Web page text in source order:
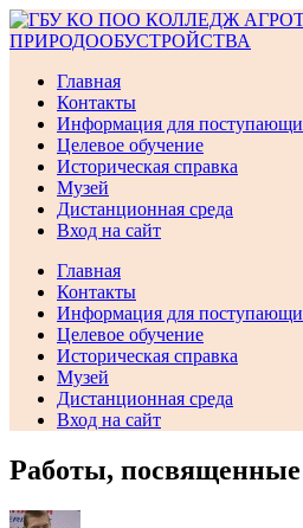
Перейти
к
Главная
Контакты
Информация для
Целевое обучение
Историческая справка
Музей
Дистанционная среда
Вход на сайт
Главная
Контакты
Информация для
Целевое обучение
Историческая справка
Музей
Дистанционная среда
Вход на сайт
Работы,